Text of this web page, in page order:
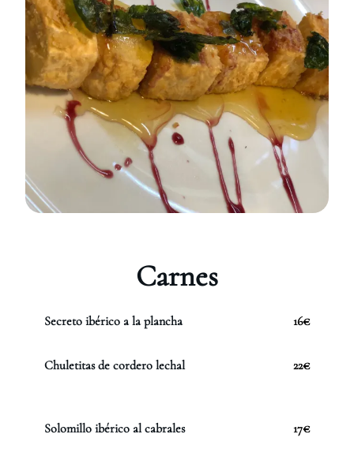
Carnes
Secreto ibérico a la plancha 16€
Chuletitas de cordero lechal 22€
Solomillo ibérico al cabrales 17€